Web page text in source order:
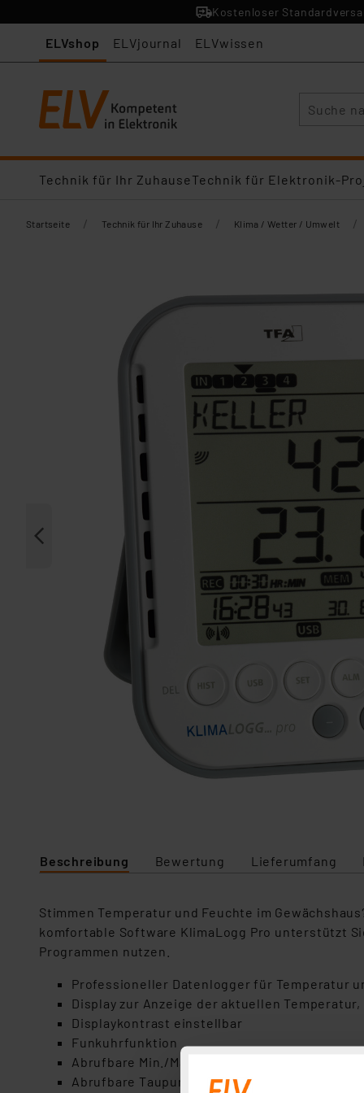
Kostenloser
ELVshop ELVjournal ELVwissen
Technik für Ihr ZuhauseTechnik für Elektronik-
Startseite / Technik für Ihr Zuhause / Klima / Wetter / Umwelt /
Beschreibung Bewertung Lieferumfang
Stimmen Temperatur und Feuchte im
komfortable Software KlimaLogg Pro unterstützt
Programmen nutzen.
Professioneller Datenlogger für Temperatur
Display zur Anzeige der aktuellen
Displaykontrast einstellbar
Funkuhrfunktion
Abrufbare Min./Max.-Werte für Luftfeuchte
Abrufbare Taupunktanzeige